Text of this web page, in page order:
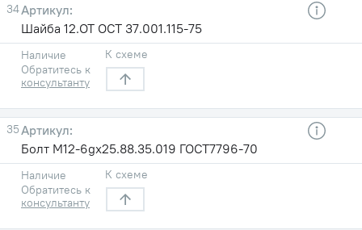
34
Шайба 12.ОТ ОСТ 37.001.115-75
Наличие
Обратитесь к
консультанту
К схеме
35
Болт М12-6gх25.88.35.019 ГОСТ7796-70
Наличие
Обратитесь к
консультанту
К схеме